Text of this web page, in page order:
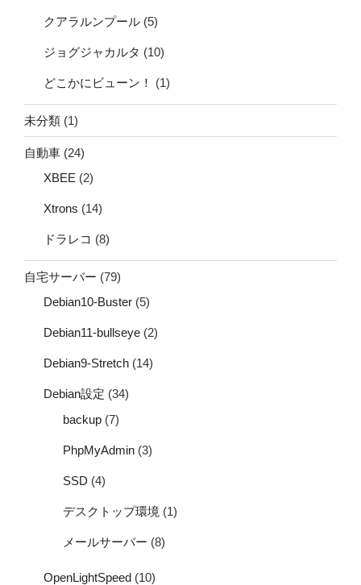
クアラルンプール (5)
ジョグジャカルタ (10)
どこかにビューン！ (1)
未分類 (1)
自動車 (24)
XBEE (2)
Xtrons (14)
ドラレコ (8)
自宅サーバー (79)
Debian10-Buster (5)
Debian11-bullseye (2)
Debian9-Stretch (14)
Debian設定 (34)
backup (7)
PhpMyAdmin (3)
SSD (4)
デスクトップ環境 (1)
メールサーバー (8)
OpenLightSpeed (10)